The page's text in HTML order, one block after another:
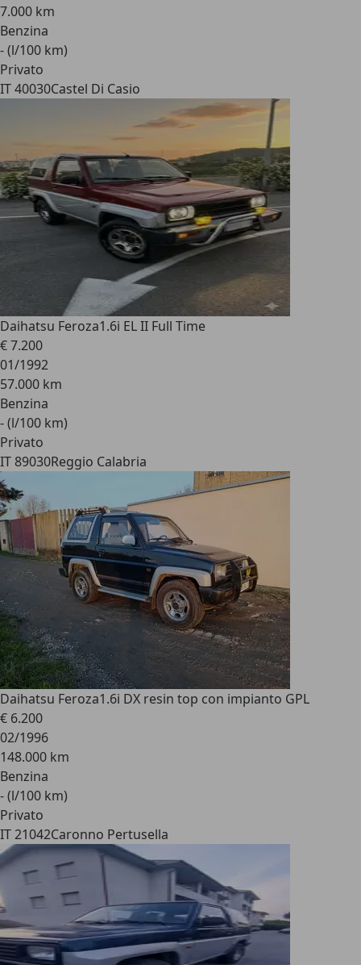
7.000 km
Benzina
- (l/100 km)
Privato
IT 40030Castel Di Casio
Daihatsu Feroza1.6i EL II Full Time
€ 7.200
01/1992
57.000 km
Benzina
- (l/100 km)
Privato
IT 89030Reggio Calabria
Daihatsu Feroza1.6i DX resin top con impianto GPL
€ 6.200
02/1996
148.000 km
Benzina
- (l/100 km)
Privato
IT 21042Caronno Pertusella